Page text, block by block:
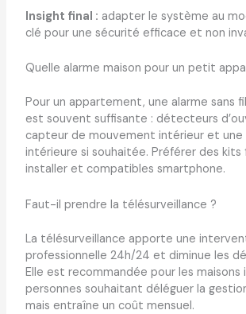
Insight final : adapter le système au
clé pour une sécurité efficace et non
Quelle alarme maison pour un petit
Pour un appartement, une alarme sans
est souvent suffisante : détecteurs
capteur de mouvement intérieur et une
intérieure si souhaitée. Préférer des kits
installer et compatibles smartphone.
Faut-il prendre la télésurveillance ?
La télésurveillance apporte une
professionnelle 24h/24 et diminue les
Elle est recommandée pour les maisons
personnes souhaitant déléguer la
mais entraîne un coût mensuel.